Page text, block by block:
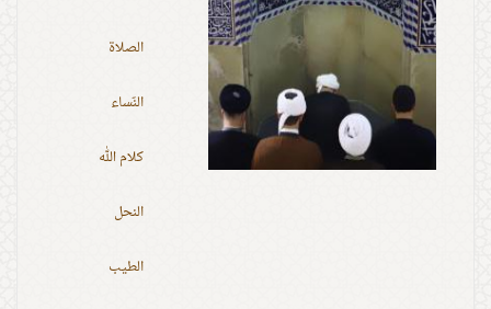
الصلاة
النّساء
كلام الله
النحل
الطيب